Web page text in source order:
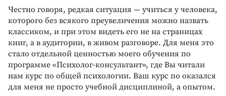
Честно говоря, редкая ситуация — учиться у человека,
которого без всякого преувеличения можно назвать
классиком, и при этом видеть его не на страницах
книг, а в аудитории, в живом разговоре. Для меня это
стало отдельной ценностью моего обучения по
программе «Психолог-консультант», где Вы читали
нам курс по общей психологии. Ваш курс по оказался
для меня не просто учебной дисциплиной, а опытом.